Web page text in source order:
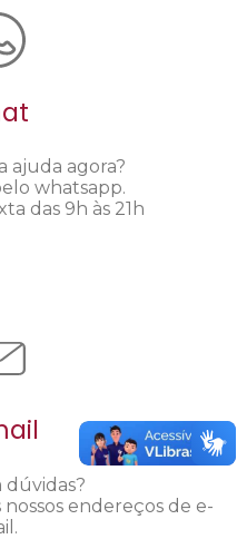
ajuda agora?
whatsapp.
das 9h às 21h
dúvidas?
endereços de e-